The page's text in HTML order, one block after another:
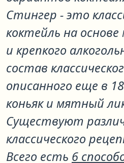
Стингер - это
коктейль на
и крепкого
состав
описанного еще в
коньяк и мятный
Существуют
классического
Всего есть 6